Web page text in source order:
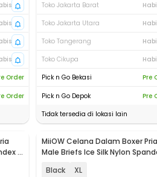
Order
Order
Toko Jakarta Barat
Toko Jakarta Utara
Toko Tangerang
Toko Cikupa
Pick n Go Bekasi
Pre
Pick n Go Depok
Pre
Tidak tersedia di lokasi lain
3
Akan Datang
MiiOW Celana Dalam Boxer Pria
Male Briefs Ice Silk Nylon
Black XL